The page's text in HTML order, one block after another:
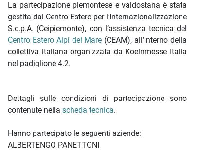
La partecipazione piemontese e valdostana è stata
gestita dal Centro Estero per l’Internazionalizzazione
S.c.p.A. (Ceipiemonte), con l’assistenza tecnica del
Centro Estero Alpi del Mare (CEAM), all’interno della
collettiva italiana organizzata da Koelnmesse Italia
nel padiglione 4.2.
Dettagli sulle condizioni di partecipazione sono
contenute nella scheda tecnica.
Hanno partecipato le seguenti aziende:
ALBERTENGO PANETTONI